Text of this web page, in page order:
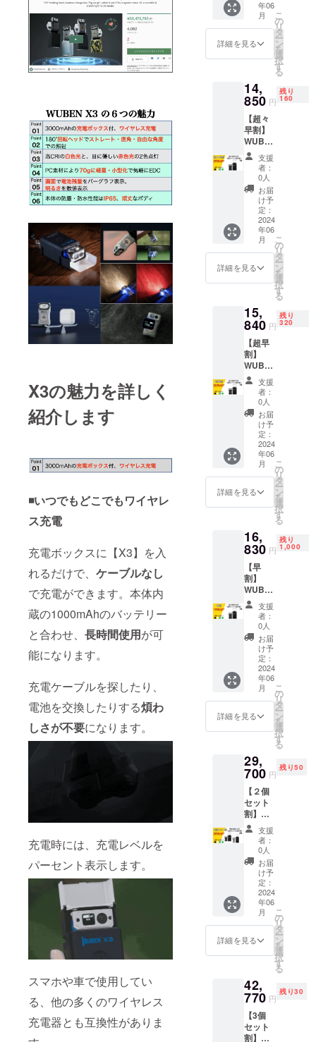
X3の魅力を詳しく
紹介します
◾️いつでもどこでもワイヤレ
ス充電
充電ボックスに【X3】を入
れるだけで、 ケーブルなし
で充電ができます。本体内
蔵の1000mAhのバッテリー
と合わせ、 長時間使用が可
能になります。
充電ケーブルを探したり、
電池を交換したりする煩わ
しさが不要になります。
充電時には、充電レベルを
パーセント表示します。
スマホや車で使用してい
る、他の多くのワイヤレス
充電器とも互換性がありま
・一般
販売予
定価格
￥19,80
0の
30％OF
￥13,86
0
消費税
込み、
配送料
込み
・割引
率は一
般販売
予定価
格に送
料を含
む合計
金額に
対する
もので
す。
色から
選択
（ボ
ディと
充電
ボック
スの組
合せは
変更で
きませ
ん）
年06
月
詳細を見る
こ
の
リ
タ
ー
ン
を
選
択
す
る
14,
850 円
残り
160
【超々
早割】
WUBE
N X3 充
電ボッ
クス付
ミニ
LED懐
中電灯
×1点
・一般
販売予
定価格
￥19,80
0の
25％OF
￥14,85
0
消費税
込み、
配送料
込み
・割引
率は一
般販売
予定価
格に送
料を含
む合計
金額に
対する
もので
す。
色から
選択
（ボ
ディと
充電
ボック
スの組
合せは
変更で
きませ
ん）
支援
者：
0人
お届
け予
定：
2024
年06
月
詳細を見る
こ
の
リ
タ
ー
ン
を
選
択
す
る
15,
840 円
残り
320
【超早
割】
WUBE
N X3 充
電ボッ
クス付
ミニ
LED懐
中電灯
×1点
・一般
販売予
定価格
￥19,80
0の
20％OF
￥15,84
0
消費税
込み、
配送料
込み
・割引
率は一
般販売
予定価
格に送
料を含
む合計
金額に
対する
もので
す。
色から
選択
（ボ
ディと
充電
ボック
スの組
合せは
変更で
きませ
ん）
支援
者：
0人
お届
け予
定：
2024
年06
月
詳細を見る
こ
の
リ
タ
ー
ン
を
選
択
す
る
16,
830 円
残り
1,000
【早
割】
WUBE
N X3 充
電ボッ
クス付
ミニ
LED懐
中電灯
×1点
・一般
販売予
定価格
￥19,80
0の
15％OF
￥16,83
0
消費税
込み、
配送料
込み
・割引
率は一
般販売
予定価
格に送
料を含
む合計
金額に
対する
もので
す。
色から
選択
（ボ
ディと
充電
支援
者：
0人
お届
け予
定：
2024
年06
月
詳細を見る
こ
の
リ
タ
ー
ン
を
選
択
す
る
29,
700 円
残り50
【２個
セット
割】
WUBE
N X3 充
電ボッ
クス付
ミニ
LED懐
中電灯
×2点
・一般
販売予
定価格
￥39,60
0の
Fで、
￥29,70
0
消費税
込み、
配送料
支援
者：
0人
お届
け予
定：
2024
年06
月
詳細を見る
こ
の
リ
タ
ー
ン
を
選
択
す
る
42,
770 円
残り30
【3個
セット
割】